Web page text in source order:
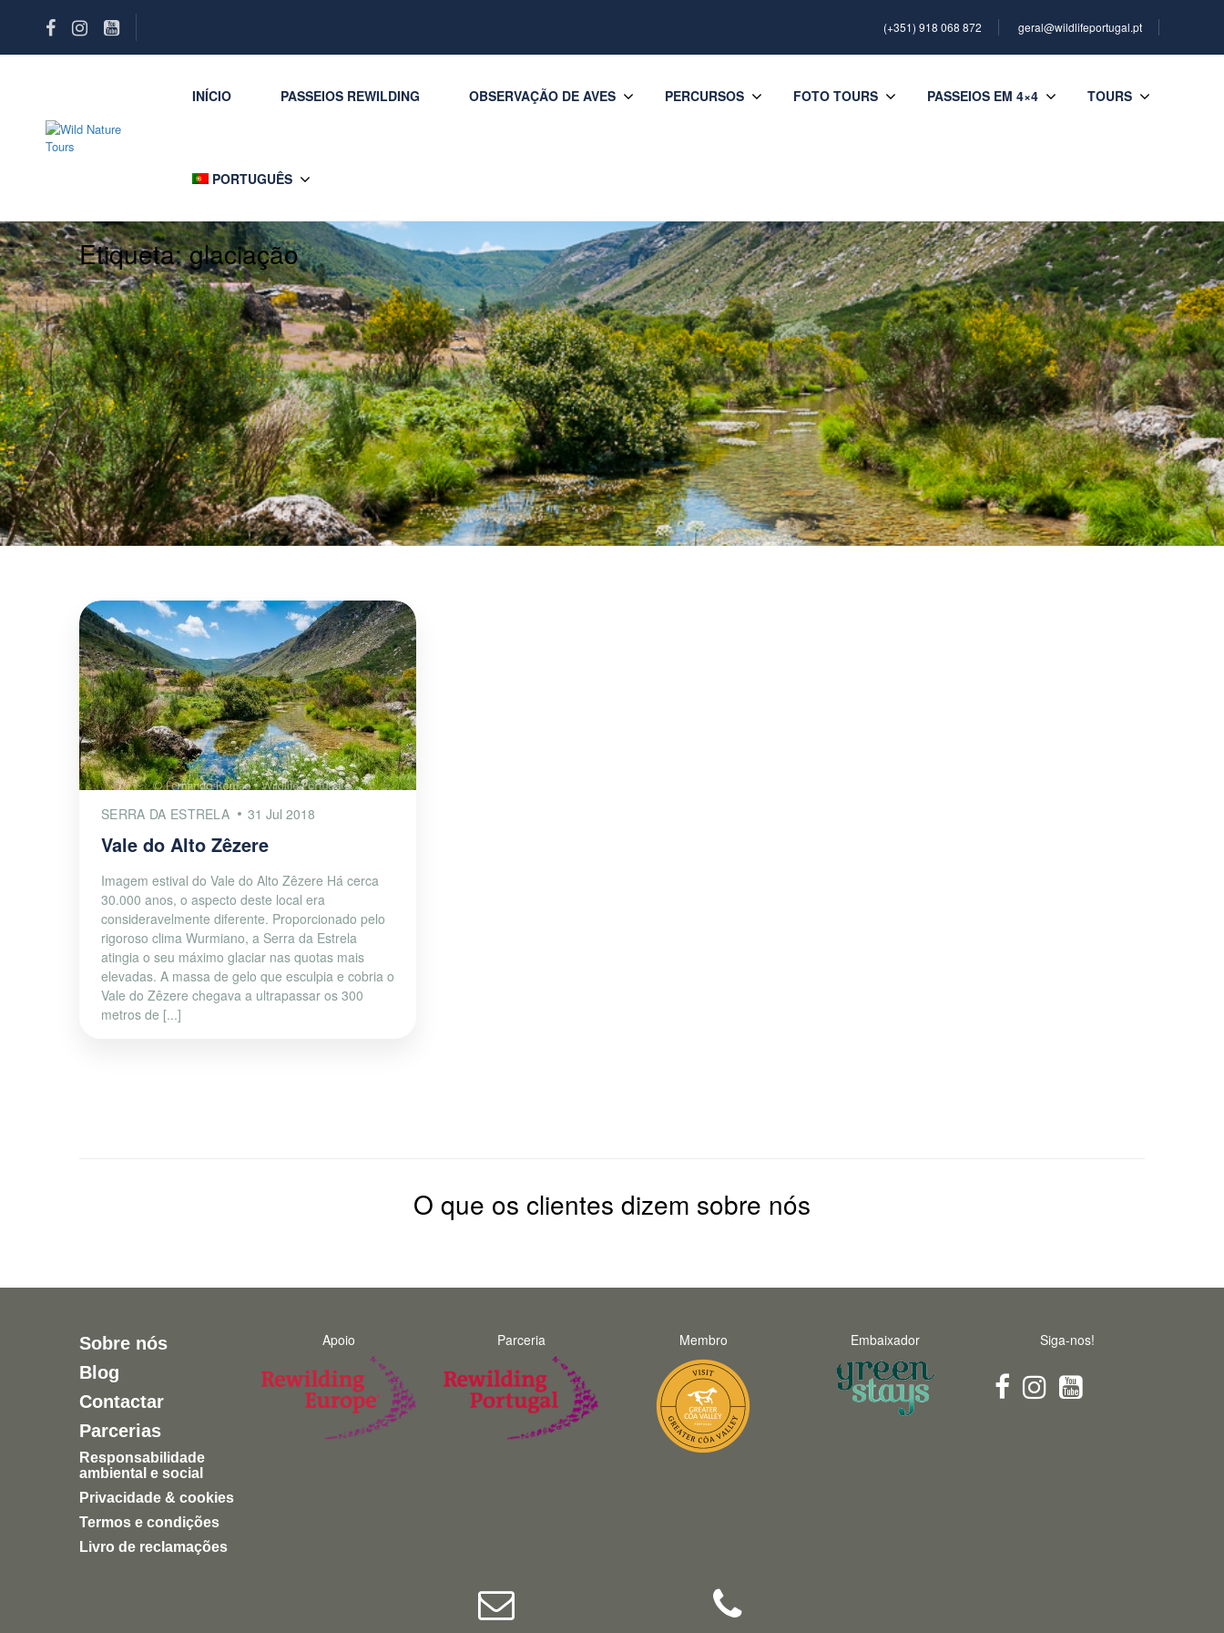
(+351) 918 068 872 geral@wildlifeportugal.pt
INÍCIO PASSEIOS REWILDING OBSERVAÇÃO DE AVES PERCURSOS FOTO TOURS PASSEIOS EM 4×4 TOURS
PORTUGUÊS
Etiqueta:glaciação
SERRA DA ESTRELA 31 Jul 2018
Vale do Alto Zêzere
Imagem estival do Vale do Alto Zêzere Há cerca
30.000 anos, o aspecto deste local era
consideravelmente diferente. Proporcionado pelo
rigoroso clima Wurmiano, a Serra da Estrela
atingia o seu máximo glaciar nas quotas mais
elevadas. A massa de gelo que esculpia e cobria o
Vale do Zêzere chegava a ultrapassar os 300
metros de [...]
O que os clientes dizem sobre nós
Sobre nós
Blog
Contactar
Parcerias
Responsabilidade
ambiental e social
Privacidade & cookies
Termos e condições
Livro de reclamações
Apoio Parceria Membro Embaixador Siga-nos!